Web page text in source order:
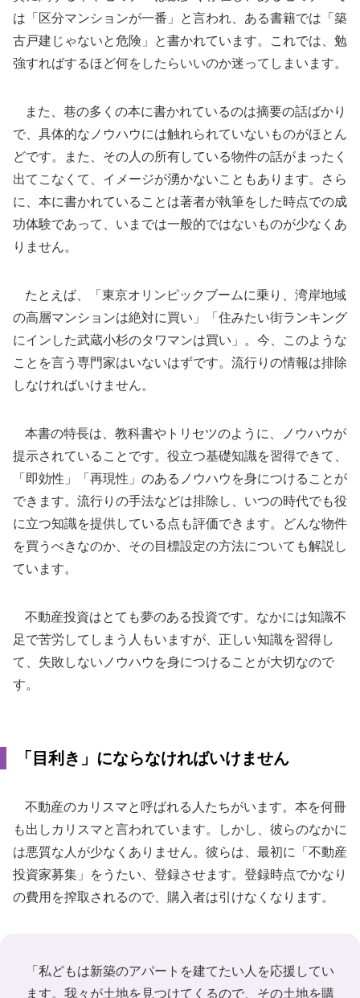
は「区分マンションが一番」と言われ、ある書籍では「築
古戸建じゃないと危険」と書かれています。これでは、勉
強すればするほど何をしたらいいのか迷ってしまいます。
また、巷の多くの本に書かれているのは摘要の話ばかり
で、具体的なノウハウには触れられていないものがほとん
どです。また、その人の所有している物件の話がまったく
出てこなくて、イメージが湧かないこともあります。さら
に、本に書かれていることは著者が執筆をした時点での成
功体験であって、いまでは一般的ではないものが少なくあ
りません。
たとえば、「東京オリンピックブームに乗り、湾岸地域
の高層マンションは絶対に買い」「住みたい街ランキング
にインした武蔵小杉のタワマンは買い」。今、このような
ことを言う専門家はいないはずです。流行りの情報は排除
しなければいけません。
本書の特長は、教科書やトリセツのように、ノウハウが
提示されていることです。役立つ基礎知識を習得できて、
「即効性」「再現性」のあるノウハウを身につけることが
できます。流行りの手法などは排除し、いつの時代でも役
に立つ知識を提供している点も評価できます。どんな物件
を買うべきなのか、その目標設定の方法についても解説し
ています。
不動産投資はとても夢のある投資です。なかには知識不
足で苦労してしまう人もいますが、正しい知識を習得し
て、失敗しないノウハウを身につけることが大切なので
す。
「目利き」にならなければいけません
不動産のカリスマと呼ばれる人たちがいます。本を何冊
も出しカリスマと言われています。しかし、彼らのなかに
は悪質な人が少なくありません。彼らは、最初に「不動産
投資家募集」をうたい、登録させます。登録時点でかなり
の費用を搾取されるので、購入者は引けなくなります。
「私どもは新築のアパートを建てたい人を応援してい
ます。我々が土地を見つけてくるので、その土地を購